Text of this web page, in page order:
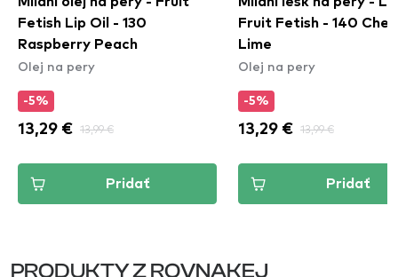
Fetish Lip Oil - 130
Raspberry Peach
Olej na pery
-5%
13,29 € 13,99 €
Pridať
Fruit Fetish - 140
Lime
Olej na pery
-5%
13,29 € 13,99 €
Pridať
PRODUKTY Z ROVNAKEJ